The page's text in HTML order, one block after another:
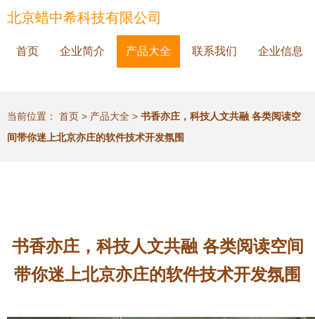
北京蜡中希科技有限公司
首页 企业简介 产品大全 联系我们 企业信息
当前位置： 首页 > 产品大全 > 书香亦庄，科技人文共融 各类阅读空
间带你迷上北京亦庄的软件技术开发氛围
书香亦庄，科技人文共融 各类阅读空间
带你迷上北京亦庄的软件技术开发氛围